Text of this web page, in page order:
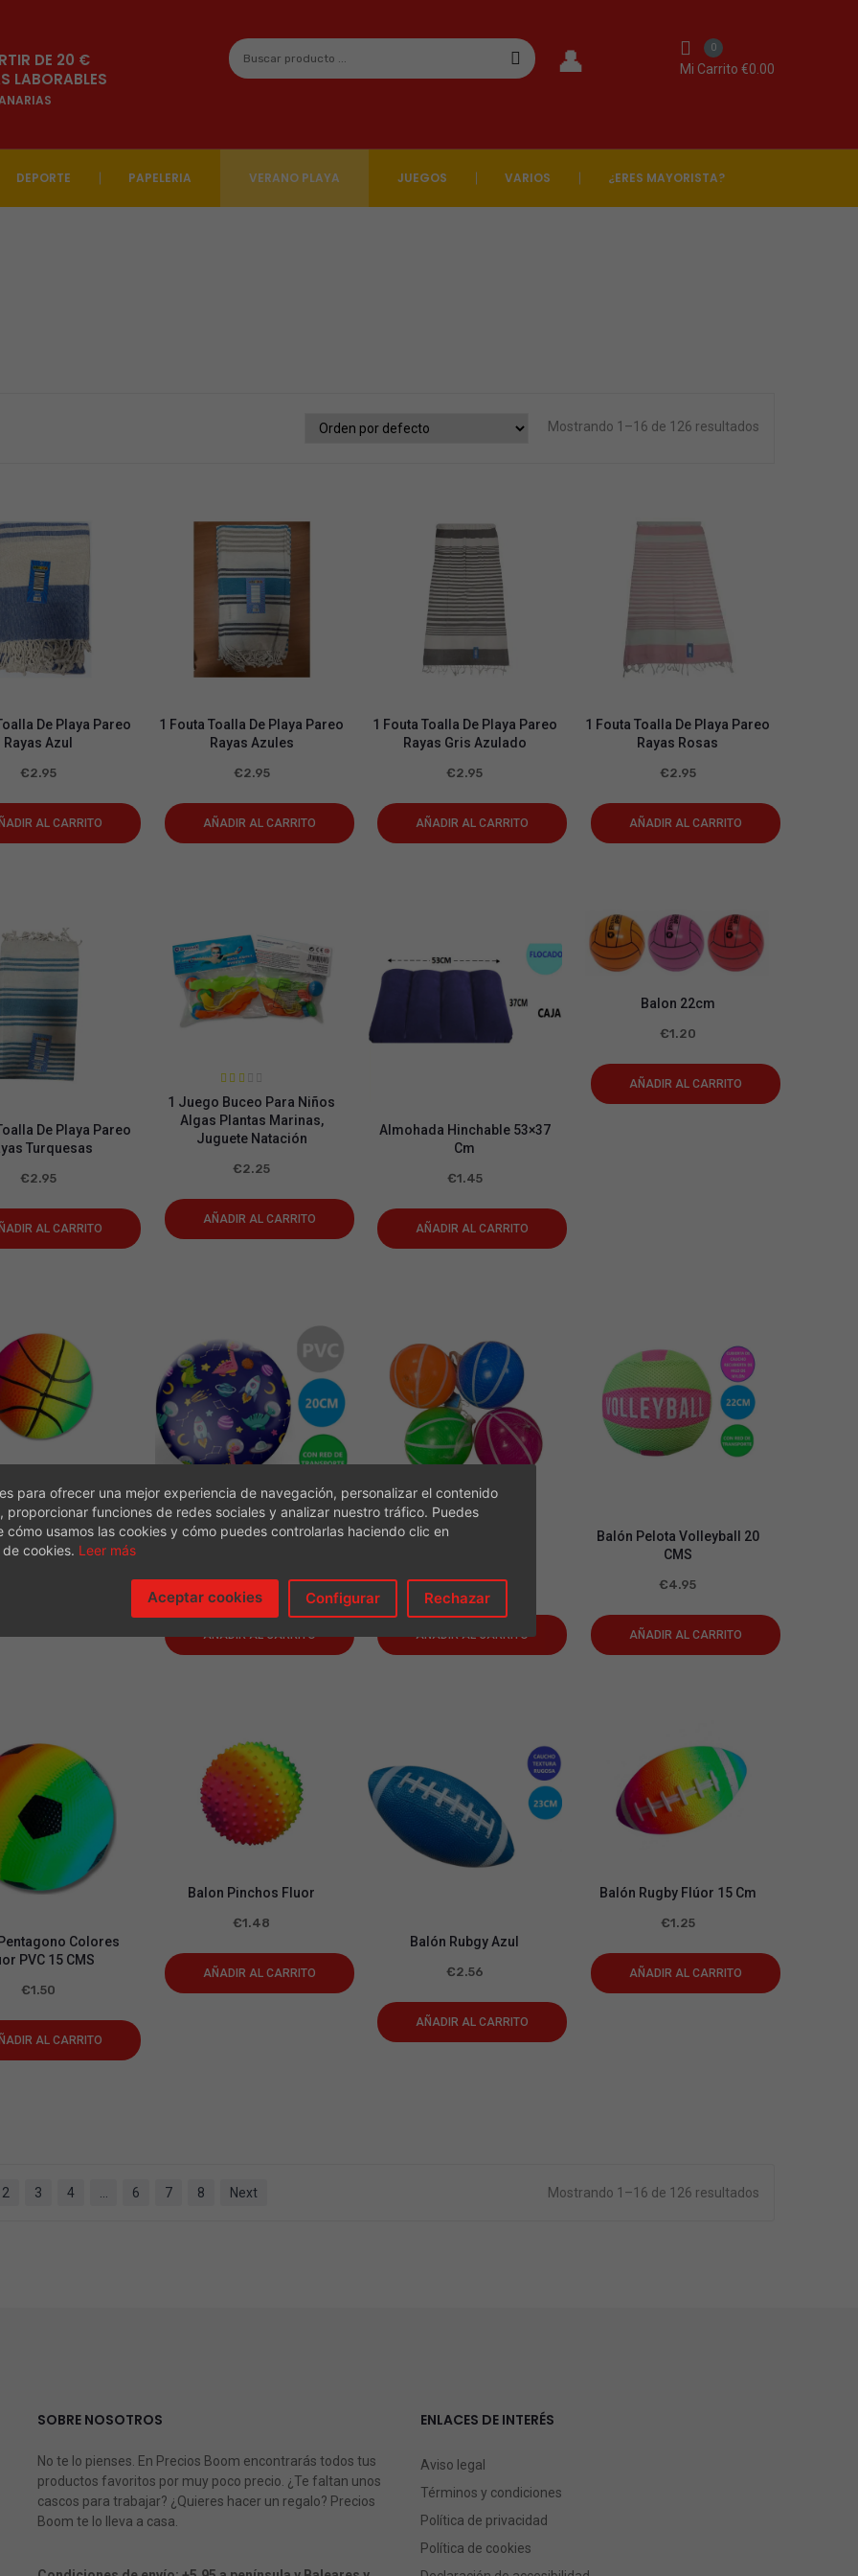
DE 20 €
LABORABLES
Mi Carrito
0
€0.00
DEPORTE PAPELERIA VERANO PLAYA JUEGOS VARIOS ¿ERES MAYORISTA?
Mostrando 1–16 de 126 resultados
De Playa Pareo
Rayas Azul
€2.95
AL CARRITO
1 Fouta Toalla De Playa Pareo
Rayas Azules
€2.95
AÑADIR AL CARRITO
1 Fouta Toalla De Playa Pareo
Rayas Gris Azulado
€2.95
AÑADIR AL CARRITO
1 Fouta Toalla De Playa Pareo
Rayas Rosas
€2.95
AÑADIR AL CARRITO
De Playa Pareo
Turquesas
€2.95
AL CARRITO
ado
en
2.10
de 5
1 Juego Buceo Para Niños
Algas Plantas Marinas,
Juguete Natación
€2.25
AÑADIR AL CARRITO
Almohada Hinchable 53×37
Cm
€1.45
AÑADIR AL CARRITO
Balon 22cm
€1.20
AÑADIR AL CARRITO
Flúor15 Cm
€0.99
Balon Mundo Espacial L 20
€1.75
AÑADIR AL CARRITO
Balón Pelota De 13 Cm
€1.99
AÑADIR AL CARRITO
Balón Pelota Volleyball 20
CMS
€4.95
AÑADIR AL CARRITO
Colores
PVC 15 CMS
€1.50
AL CARRITO
Balon Pinchos Fluor
€1.48
AÑADIR AL CARRITO
Balón Rubgy Azul
€2.56
AÑADIR AL CARRITO
Balón Rugby Flúor 15 Cm
€1.25
AÑADIR AL CARRITO
2 3 4 6 7 8 Next Mostrando 1–16 de 126 resultados
SOBRE NOSOTROS
No te lo pienses. En Precios Boom encontrarás todos tus
productos favoritos por muy poco precio. ¿Te faltan unos
cascos para trabajar? ¿Quieres hacer un regalo? Precios
Boom te lo lleva a casa.
ENLACES DE INTERÉS
Aviso legal
Términos y condiciones
Política de privacidad
Política de cookies
para ofrecer una mejor experiencia de navegación, personalizar el contenido
proporcionar funciones de redes sociales y analizar nuestro tráfico. Puedes
cómo usamos las cookies y cómo puedes controlarlas haciendo clic en
cookies. Leer más
Aceptar cookies Configurar Rechazar